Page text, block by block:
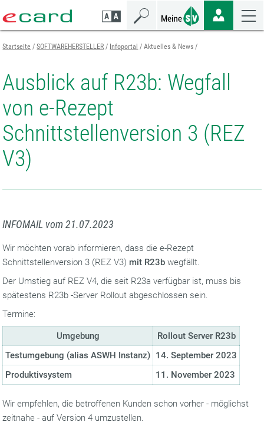
Seiteninhalt
springen
Navigation
springen
Mobilen
Navigation
springen
Startseite SOFTWAREHERSTELLER Infoportal Aktuelles & News
Ausblick auf R23b: Wegfall
von e-Rezept
Schnittstellenversion 3 (REZ
V3)
INFOMAIL vom 21.07.2023
Wir möchten vorab informieren, dass die e-Rezept
Schnittstellenversion 3 (REZ V3) mit R23bwegfällt.
Der Umstieg auf REZ V4, die seit R23a verfügbar ist, muss bis
spätestens R23b -Server Rollout abgeschlossen sein.
Termine:
Umgebung
Rollout Server R23b
Testumgebung (alias ASWH Instanz) 14. September 2023
Produktivsystem
11. November 2023
Wir empfehlen, die betroffenen Kunden schon vorher - möglichst
zeitnahe - auf Version 4 umzustellen.